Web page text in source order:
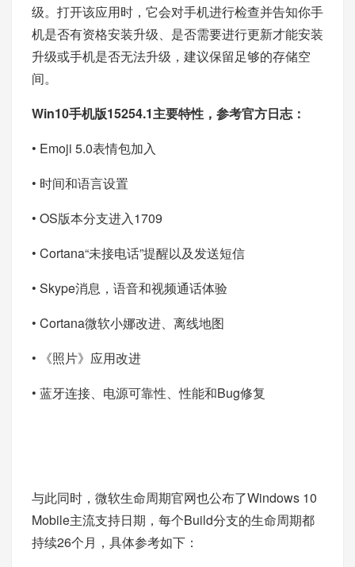
级。打开该应用时，它会对手机进行检查并告知你手
机是否有资格安装升级、是否需要进行更新才能安装
升级或手机是否无法升级，建议保留足够的存储空
间。
Win10手机版15254.1主要特性，参考官方日志：
• Emoji 5.0表情包加入
• 时间和语言设置
• OS版本分支进入1709
• Cortana“未接电话”提醒以及发送短信
• Skype消息，语音和视频通话体验
• Cortana微软小娜改进、离线地图
• 《照片》应用改进
• 蓝牙连接、电源可靠性、性能和Bug修复
与此同时， 微软生命周期官网也公布了Windows 10
Mobile主流支持日期，每个Build分支的生命周期都
持续26个月，具体参考如下：